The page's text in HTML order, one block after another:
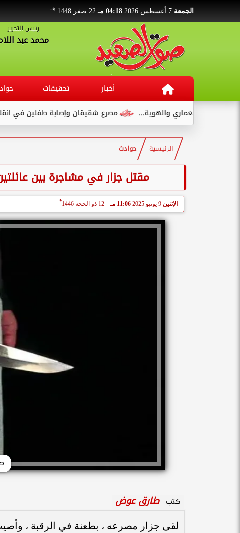
الجمعة 04:18 مـ 22 صفر 1448 هـ
رئيس التحرير
محمد عبد
أخبار تحقيقات
مصرع شقيقان وإصابة طفلين في انقلاب والمعماري والهوية...
الرئيسية حوادث
مقتل جزار في مشاجرة بين
الإثنين 9 يونيو 2025 11:06 مـ 12 ذو الحجة 1446
هـ
كتب طارق عوض
لقى جزار مصرعه ، بطعنة في الرقبة ،